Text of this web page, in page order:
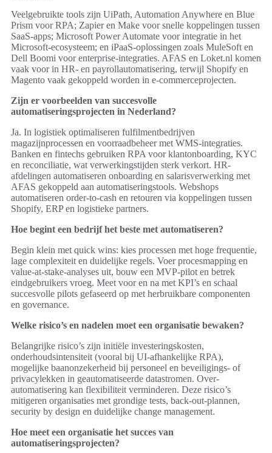
Veelgebruikte tools zijn UiPath, Automation Anywhere en Blue
Prism voor RPA; Zapier en Make voor snelle koppelingen tussen
SaaS-apps; Microsoft Power Automate voor integratie in het
Microsoft-ecosysteem; en iPaaS-oplossingen zoals MuleSoft en
Dell Boomi voor enterprise-integraties. AFAS en Loket.nl komen
vaak voor in HR- en payrollautomatisering, terwijl Shopify en
Magento vaak gekoppeld worden in e-commerceprojecten.
Zijn er voorbeelden van succesvolle
automatiseringsprojecten in Nederland?
Ja. In logistiek optimaliseren fulfilmentbedrijven
magazijnprocessen en voorraadbeheer met WMS-integraties.
Banken en fintechs gebruiken RPA voor klantonboarding, KYC
en reconciliatie, wat verwerkingstijden sterk verkort. HR-
afdelingen automatiseren onboarding en salarisverwerking met
AFAS gekoppeld aan automatiseringstools. Webshops
automatiseren order-to-cash en retouren via koppelingen tussen
Shopify, ERP en logistieke partners.
Hoe begint een bedrijf het beste met automatiseren?
Begin klein met quick wins: kies processen met hoge frequentie,
lage complexiteit en duidelijke regels. Voer procesmapping en
value-at-stake-analyses uit, bouw een MVP-pilot en betrek
eindgebruikers vroeg. Meet voor en na met KPI’s en schaal
succesvolle pilots gefaseerd op met herbruikbare componenten
en governance.
Welke risico’s en nadelen moet een organisatie bewaken?
Belangrijke risico’s zijn initiële investeringskosten,
onderhoudsintensiteit (vooral bij UI-afhankelijke RPA),
mogelijke baanonzekerheid bij personeel en beveiligings- of
privacylekken in geautomatiseerde datastromen. Over-
automatisering kan flexibiliteit verminderen. Deze risico’s
mitigeren organisaties met grondige tests, back-out-plannen,
security by design en duidelijke change management.
Hoe meet een organisatie het succes van
automatiseringsprojecten?